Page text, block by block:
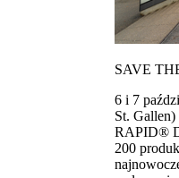
SAVE
6 i 7
St. Gallen)
RAPID®
200